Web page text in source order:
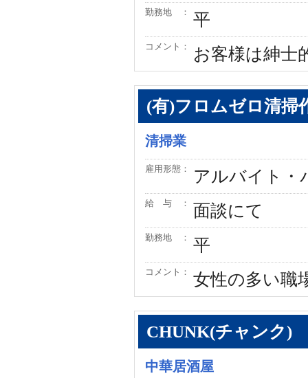
勤務地 ： 平
コメント： お客様は紳士
(有)フロムゼロ清掃
清掃業
雇用形態： アルバイト・
給 与 ： 面談にて
勤務地 ： 平
コメント： 女性の多い職
CHUNK(チャンク)
中華居酒屋